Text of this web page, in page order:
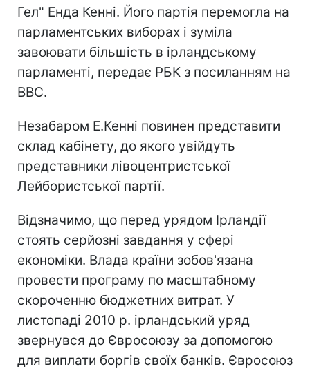
Гел" Енда Кенні. Його партія перемогла на
парламентських виборах і зуміла
завоювати більшість в ірландському
парламенті, передає РБК з посиланням на
ВВС.
Незабаром Е.Кенні повинен представити
склад кабінету, до якого увійдуть
представники лівоцентристської
Лейбористської партії.
Відзначимо, що перед урядом Ірландії
стоять серйозні завдання у сфері
економіки. Влада країни зобов'язана
провести програму по масштабному
скороченню бюджетних витрат. У
листопаді 2010 р. ірландський уряд
звернувся до Євросоюзу за допомогою
для виплати боргів своїх банків. Євросоюз